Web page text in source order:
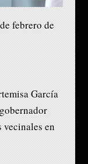
febrero de
García
en